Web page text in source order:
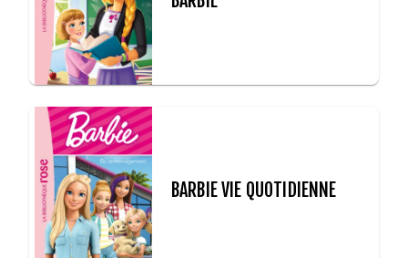
BARBIE VIE QUOTIDIENNE